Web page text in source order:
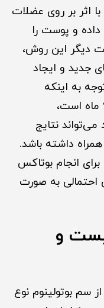
اثر بر روی عضلات
و پوست را
دیگر این روش،
جدید و ایجاد
به اینکه
ماندگاری بوتاکس خط اخم حدود ۶ ماه است،
نتایج
داشته باشد.
انجام بوتاکس
احتمالی به صورت
و
سم بوتولینوم نوع